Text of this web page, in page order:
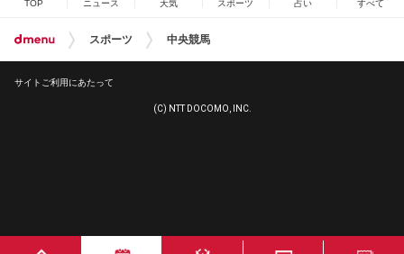
TOP ニュース 天気 スポーツ 占い すべて
スポーツ 中央競馬
サイトご利用にあたって
(C) NTT DOCOMO, INC.